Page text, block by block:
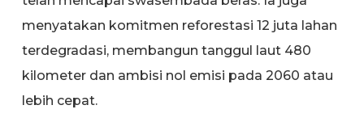
menyatakan komitmen reforestasi 12 juta lahan
terdegradasi, membangun tanggul laut 480
kilometer dan ambisi nol emisi pada 2060 atau
lebih cepat.